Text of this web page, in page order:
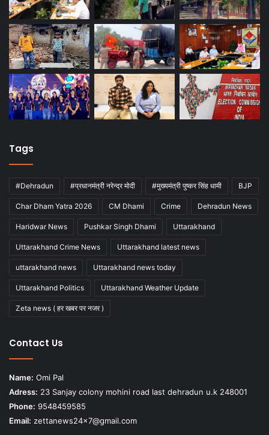
Tags
#Dehradun #प्रधानमंत्री नरेन्द्र मोदी #मुख्यमंत्री पुष्कर सिंह धामी BJP
Char Dham Yatra 2026 CM Dhami Crime Dehradun News
Haridwar News Pushkar Singh Dhami Uttarakhand
Uttarakhand Crime News Uttarakhand latest news
uttarakhand news Uttarakhand news today
Uttarakhand Politics Uttarakhand Weather Update
Zeta news ( हर खबर पर नजर )
Contact Us
Name: Omi Pal
Adress: 23 Sanjay colony mohini road last dehradun u.k 248001
Phone: 9548459585
Email: zettanews24x7@gmail.com